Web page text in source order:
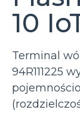
10
Terminal
94R111225